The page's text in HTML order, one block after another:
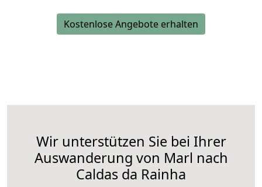
Kostenlose Angebote erhalten
Wir unterstützen Sie bei Ihrer
Auswanderung von Marl nach
Caldas da Rainha